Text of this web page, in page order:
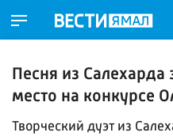
Песня из Салехарда
место на конкурсе
Творческий дуэт из